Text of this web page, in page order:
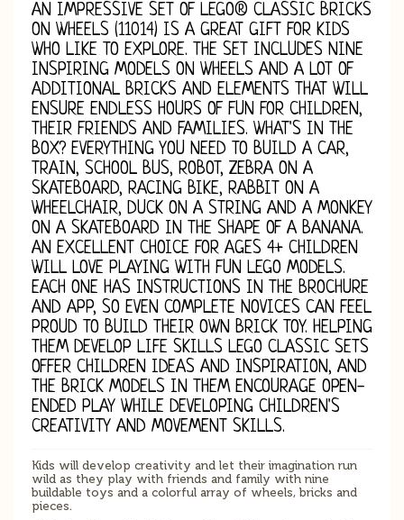
AN IMPRESSIVE SET OF LEGO® CLASSIC BRICKS
ON WHEELS (11014) IS A GREAT GIFT FOR KIDS
WHO LIKE TO EXPLORE. THE SET INCLUDES NINE
INSPIRING MODELS ON WHEELS AND A LOT OF
ADDITIONAL BRICKS AND ELEMENTS THAT WILL
ENSURE ENDLESS HOURS OF FUN FOR CHILDREN,
THEIR FRIENDS AND FAMILIES. WHAT'S IN THE
BOX? EVERYTHING YOU NEED TO BUILD A CAR,
TRAIN, SCHOOL BUS, ROBOT, ZEBRA ON A
SKATEBOARD, RACING BIKE, RABBIT ON A
WHEELCHAIR, DUCK ON A STRING AND A MONKEY
ON A SKATEBOARD IN THE SHAPE OF A BANANA.
AN EXCELLENT CHOICE FOR AGES 4+ CHILDREN
WILL LOVE PLAYING WITH FUN LEGO MODELS.
EACH ONE HAS INSTRUCTIONS IN THE BROCHURE
AND APP, SO EVEN COMPLETE NOVICES CAN FEEL
PROUD TO BUILD THEIR OWN BRICK TOY. HELPING
THEM DEVELOP LIFE SKILLS LEGO CLASSIC SETS
OFFER CHILDREN IDEAS AND INSPIRATION, AND
THE BRICK MODELS IN THEM ENCOURAGE OPEN-
ENDED PLAY WHILE DEVELOPING CHILDREN'S
CREATIVITY AND MOVEMENT SKILLS.
Kids will develop creativity and let their imagination run
wild as they play with friends and family with nine
buildable toys and a colorful array of wheels, bricks and
pieces.